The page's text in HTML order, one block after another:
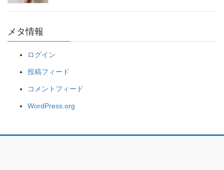
メタ情報
ログイン
投稿フィード
コメントフィード
WordPress.org